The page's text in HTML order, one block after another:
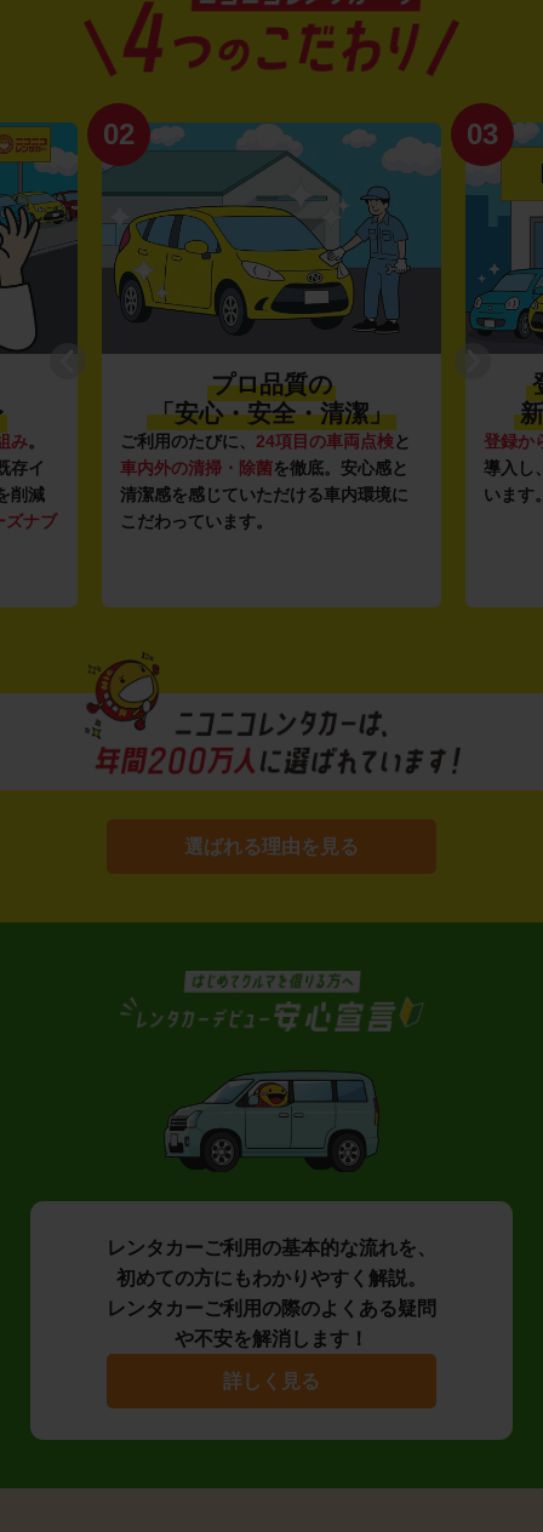
み。
存イ
削減
ズナブ
02
プロ品質の
「安心・安全・清潔」
ご利用のたびに、 24項目の車両点検と
車内外の清掃・除菌を徹底。安心感と
清潔感を感じていただける車内環境に
こだわっています。
03
登録か
導入し
います
選ばれる理由を見る
レンタカーご利用の基本的な流れを、
初めての方にもわかりやすく解説。
レンタカーご利用の際のよくある疑問
や不安を解消します！
詳しく見る